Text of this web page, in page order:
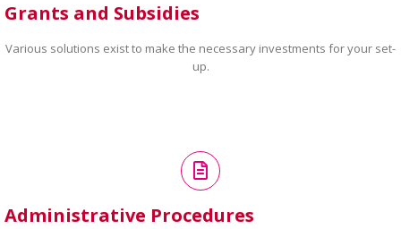
Grants and Subsidies
Various solutions exist to make the necessary investments for your set-
up.
Administrative Procedures